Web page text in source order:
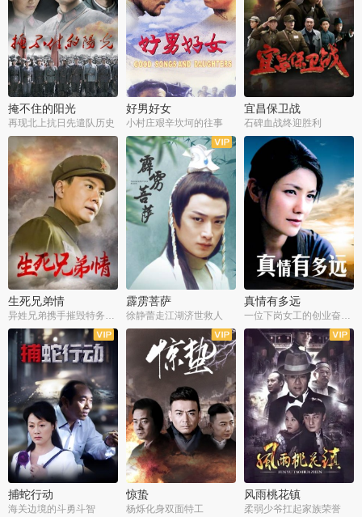
掩不住的阳光
再现北上抗日先遣队历史
好男好女
小村庄艰辛坎坷的往事
宜昌保卫战
石碑血战终迎胜利
全37集
生死兄弟情
异姓兄弟携手摧毁特务阴谋
全40集
霹雳菩萨
徐静蕾走江湖济世救人
全25集
真情有多远
一位下岗女工的创业奋斗史
全22集
捕蛇行动
海关边境的斗勇斗智
全39集
惊蛰
杨烁化身双面特工
全36集
风雨桃花镇
柔弱少爷扛起家族荣誉